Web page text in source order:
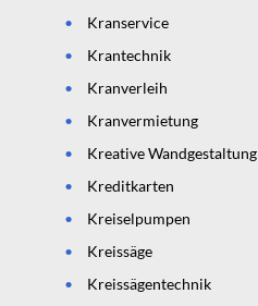
Kranservice
Krantechnik
Kranverleih
Kranvermietung
Kreative Wandgestaltung
Kreditkarten
Kreiselpumpen
Kreissäge
Kreissägentechnik